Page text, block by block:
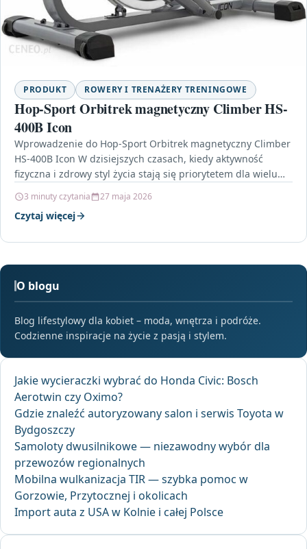
PRODUKT ROWERY I TRENAŻERY TRENINGOWE
Hop-Sport Orbitrek magnetyczny Climber HS-
400B Icon
Wprowadzenie do Hop-Sport Orbitrek magnetyczny Climber
HS-400B Icon W dzisiejszych czasach, kiedy aktywność
fizyczna i zdrowy styl życia stają się priorytetem dla wielu
3 minuty czytania 27 maja 2026
Czytaj więcej
O blogu
Blog lifestylowy dla kobiet – moda, wnętrza i podróże.
Codzienne inspiracje na życie z pasją i stylem.
Jakie wycieraczki wybrać do Honda Civic: Bosch
Aerotwin czy Oximo?
Gdzie znaleźć autoryzowany salon i serwis Toyota w
Bydgoszczy
Samoloty dwusilnikowe — niezawodny wybór dla
przewozów regionalnych
Mobilna wulkanizacja TIR — szybka pomoc w
Gorzowie, Przytocznej i okolicach
Import auta z USA w Kolnie i całej Polsce